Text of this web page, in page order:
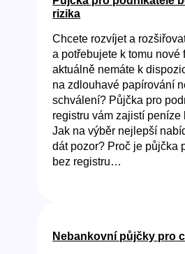
rizika
Chcete rozvíjet a
a potřebujete k tomu nové
aktuálně nemáte k
na zdlouhavé papírování
schválení? Půjčka pro
registru vám zajistí peníze
Jak na výběr nejlepší
dát pozor? Proč je půjčka
bez registru…
Nebankovní půjčky pro